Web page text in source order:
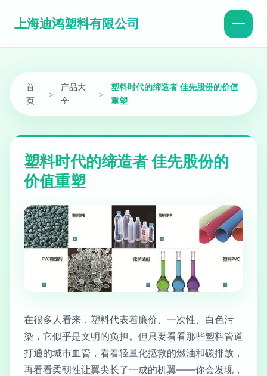
上海迪鸿塑料有限公司
首
页
>
产品大
全
>
塑料时代的缔造者 佳先股份的价值
重塑
塑料时代的缔造者 佳先股份的
价值重塑
在很多人看来，塑料代表着廉价、一次性、白色污
染，它似乎是文明的负担。但只要看看那些塑料管道
打通的城市血管，看看轻量化拯救的燃油和碳排放，
再看看柔韧性让翼尖长了一成的机翼——你会发现，